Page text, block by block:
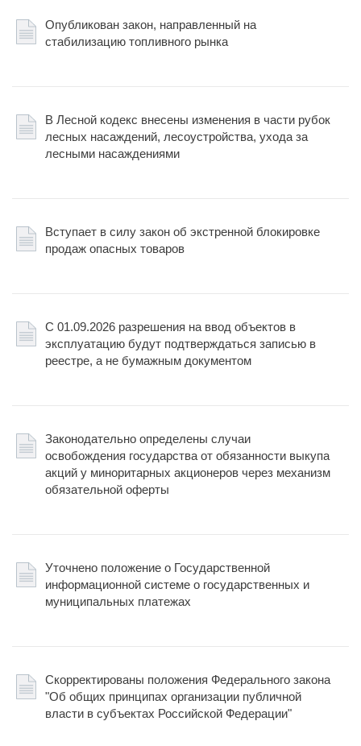
Опубликован закон, направленный на
стабилизацию топливного рынка
В Лесной кодекс внесены изменения в части рубок
лесных насаждений, лесоустройства, ухода за
лесными насаждениями
Вступает в силу закон об экстренной блокировке
продаж опасных товаров
С 01.09.2026 разрешения на ввод объектов в
эксплуатацию будут подтверждаться записью в
реестре, а не бумажным документом
Законодательно определены случаи
освобождения государства от обязанности выкупа
акций у миноритарных акционеров через механизм
обязательной оферты
Уточнено положение о Государственной
информационной системе о государственных и
муниципальных платежах
Скорректированы положения Федерального закона
"Об общих принципах организации публичной
власти в субъектах Российской Федерации"